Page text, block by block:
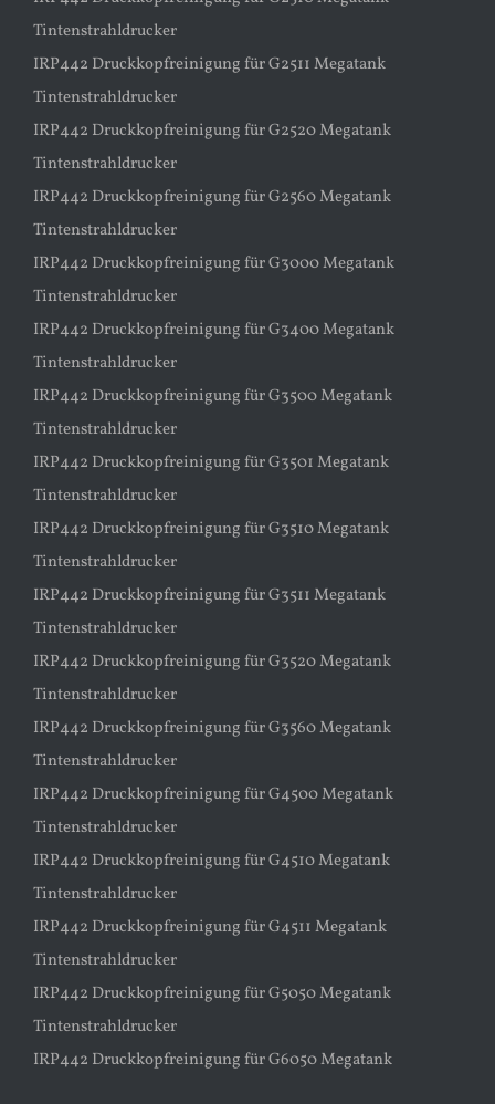
Tintenstrahldrucker
IRP442 Druckkopfreinigung für G2511 Megatank
Tintenstrahldrucker
IRP442 Druckkopfreinigung für G2520 Megatank
Tintenstrahldrucker
IRP442 Druckkopfreinigung für G2560 Megatank
Tintenstrahldrucker
IRP442 Druckkopfreinigung für G3000 Megatank
Tintenstrahldrucker
IRP442 Druckkopfreinigung für G3400 Megatank
Tintenstrahldrucker
IRP442 Druckkopfreinigung für G3500 Megatank
Tintenstrahldrucker
IRP442 Druckkopfreinigung für G3501 Megatank
Tintenstrahldrucker
IRP442 Druckkopfreinigung für G3510 Megatank
Tintenstrahldrucker
IRP442 Druckkopfreinigung für G3511 Megatank
Tintenstrahldrucker
IRP442 Druckkopfreinigung für G3520 Megatank
Tintenstrahldrucker
IRP442 Druckkopfreinigung für G3560 Megatank
Tintenstrahldrucker
IRP442 Druckkopfreinigung für G4500 Megatank
Tintenstrahldrucker
IRP442 Druckkopfreinigung für G4510 Megatank
Tintenstrahldrucker
IRP442 Druckkopfreinigung für G4511 Megatank
Tintenstrahldrucker
IRP442 Druckkopfreinigung für G5050 Megatank
Tintenstrahldrucker
IRP442 Druckkopfreinigung für G6050 Megatank